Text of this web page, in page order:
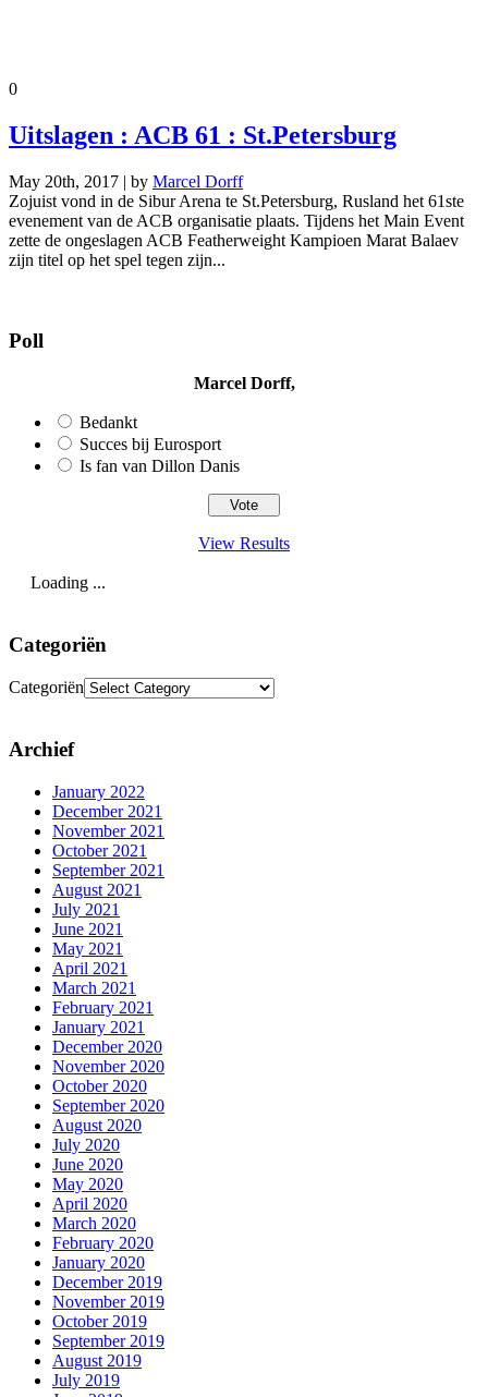
0
Uitslagen : ACB 61 : St.Petersburg
May 20th, 2017 | by Marcel Dorff
Zojuist vond in de Sibur Arena te St.Petersburg, Rusland het 61ste
evenement van de ACB organisatie plaats. Tijdens het Main Event
zette de ongeslagen ACB Featherweight Kampioen Marat Balaev
zijn titel op het spel tegen zijn...
Poll
Marcel Dorff,
Bedankt
Succes bij Eurosport
Is fan van Dillon Danis
View Results
Loading ...
Categoriën
Categoriën
Archief
January 2022
December 2021
November 2021
October 2021
September 2021
August 2021
July 2021
June 2021
May 2021
April 2021
March 2021
February 2021
January 2021
December 2020
November 2020
October 2020
September 2020
August 2020
July 2020
June 2020
May 2020
April 2020
March 2020
February 2020
January 2020
December 2019
November 2019
October 2019
September 2019
August 2019
July 2019